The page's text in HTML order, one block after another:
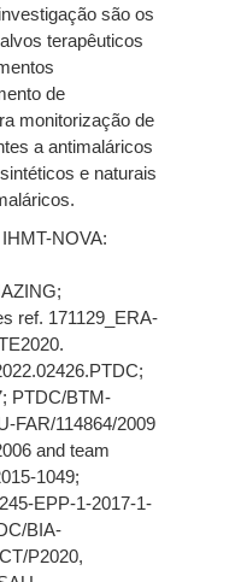
são os
terapêuticos
de
monitorização de
a antimaláricos
e naturais
.
NOVA:
ref. 171129_ERA-
;
PTDC/BTM-
FAR/114864/2009
andteam
1049;
EPP-1-2017-1-
BIA-
P2020,